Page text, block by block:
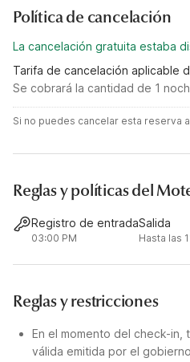
Política de cancelación
La cancelación gratuita estaba
Tarifa de cancelación aplicable
Se cobrará la cantidad de 1
Si no puedes cancelar esta reserva
Reglas y políticas del
Registro de entrada
03:00 PM
Salida
Hasta las
Reglas y restricciones
En el momento del check-
válida emitida por el